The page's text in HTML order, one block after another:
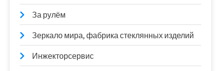
За рулём
Зеркало мира, фабрика стеклянных изделий
Инжекторсервис